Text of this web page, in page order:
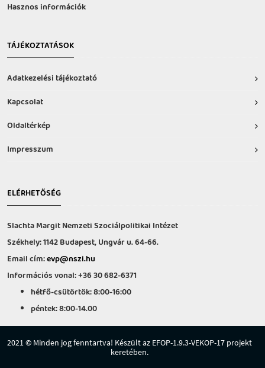
Hasznos információk
TÁJÉKOZTATÁSOK
Adatkezelési tájékoztató
Kapcsolat
Oldaltérkép
Impresszum
ELÉRHETŐSÉG
Slachta Margit Nemzeti Szociálpolitikai Intézet
Székhely: 1142 Budapest, Ungvár u. 64-66.
Email cím:evp@nszi.hu
Információs vonal: +36 30 682-6371
hétfő-csütörtök: 8:00-16:00
péntek: 8:00-14.00
2021 © Minden jog fenntartva! Készült az EFOP-1.9.3-VEKOP-17 projekt
keretében.